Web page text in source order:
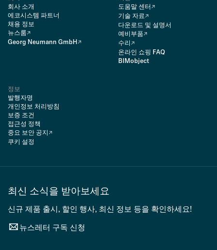
회사 소개
에코시스템 파트너
채용 정보
뉴스룸
Georg Neumann GmbH
도움말 센터
기술 자료
다운로드 및 설명서
예비부품
수리
온라인 쇼핑 FAQ
BIMobject
정보
발행자명
개인정보 처리방침
보증 조건
접근성 정책
중요 보안 공지
쿠키 설정
최신 소식을 받아보세요
신규 제품 출시, 할인 행사, 최신 정보 등을 확인하세요!
뉴스레터 구독 신청